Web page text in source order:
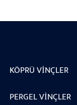
KÖPRÜ VINÇLER
PERGEL VINÇLER